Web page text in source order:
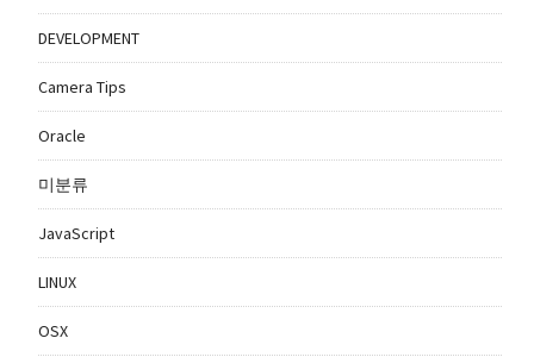
DEVELOPMENT
Camera Tips
Oracle
미분류
JavaScript
LINUX
OSX